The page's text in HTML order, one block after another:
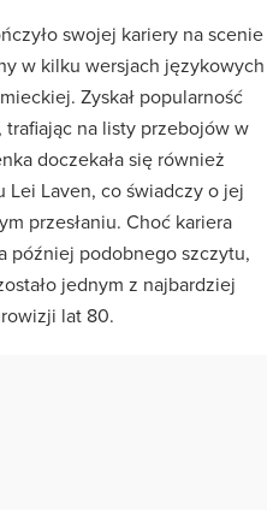
swojej kariery na scenie
w kilku wersjach językowych
Zyskał popularność
trafiając na listy przebojów w
doczekała się również
Laven, co świadczy o jej
przesłaniu. Choć kariera
później podobnego szczytu,
jednym z najbardziej
lat 80.